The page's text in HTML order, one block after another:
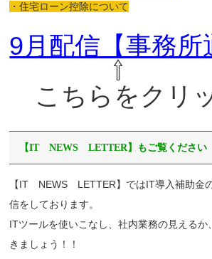
・住宅ローン控除について
9月配信【事務所
⇧
こちらをクリ
【IT NEWS LETTER】もご覧ください
【IT NEWS LETTER】ではIT導入補助金
信をしております。
ITツールを使いこなし、社内業務の見えるか
きましょう！！